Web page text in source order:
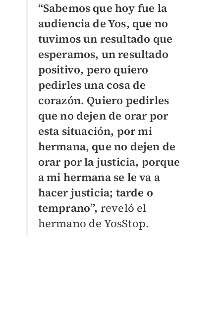
“Sabemos que hoy fue la
audiencia de Yos, que no
tuvimos un resultado que
esperamos, un resultado
positivo, pero quiero
pedirles una cosa de
corazón. Quiero pedirles
que no dejen de orar por
esta situación, por mi
hermana, que no dejen de
orar por la justicia, porque
a mi hermana se le va a
hacer justicia; tarde o
temprano”, reveló el
hermano de YosStop.